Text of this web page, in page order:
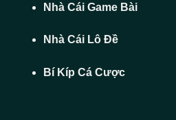
Nhà Cái Game Bài
Nhà Cái Lô Đề
Bí Kíp Cá Cược